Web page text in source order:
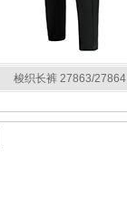
梭织长裤 27863/27864